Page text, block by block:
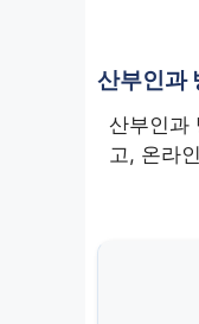
산부인과
산부인과
고, 온라